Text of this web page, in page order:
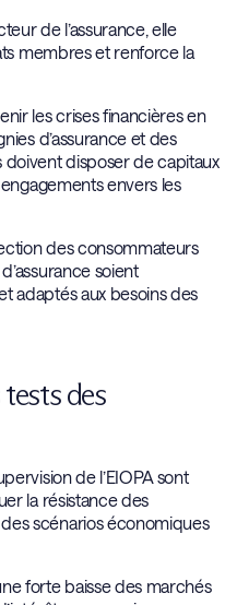
de l’assurance, elle
membres et renforce la
les crises financières en
d’assurance et des
doivent disposer de capitaux
envers les
des consommateurs
soient
adaptés aux besoins des
des
de l’EIOPA sont
la résistance des
scénarios économiques
forte baisse des marchés